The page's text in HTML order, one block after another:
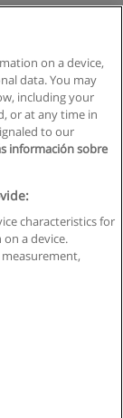
-
on a device,
data. You may
including your
or at any time in
to our
información sobre
characteristics for
a device.